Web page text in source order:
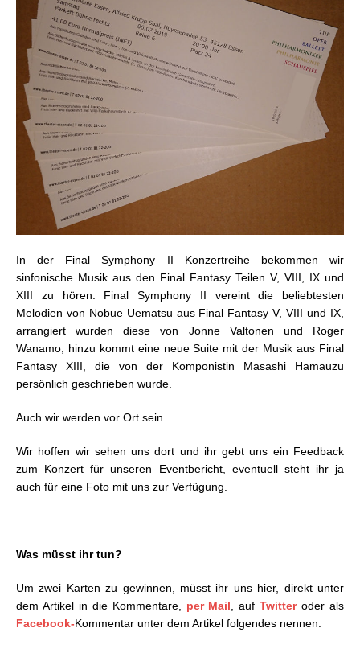
In der Final Symphony II Konzertreihe bekommen wir
sinfonische Musik aus den Final Fantasy Teilen V, VIII, IX und
XIII zu hören. Final Symphony II vereint die beliebtesten
Melodien von Nobue Uematsu aus Final Fantasy V, VIII und IX,
arrangiert wurden diese von Jonne Valtonen und Roger
Wanamo, hinzu kommt eine neue Suite mit der Musik aus Final
Fantasy XIII, die von der Komponistin Masashi Hamauzu
persönlich geschrieben wurde.
Auch wir werden vor Ort sein.
Wir hoffen wir sehen uns dort und ihr gebt uns ein Feedback
zum Konzert für unseren Eventbericht, eventuell steht ihr ja
auch für eine Foto mit uns zur Verfügung.
Was müsst ihr tun?
Um zwei Karten zu gewinnen, müsst ihr uns hier, direkt unter
dem Artikel in die Kommentare, per Mail , aufTwitteroder als
Facebook-Kommentar unter dem Artikel folgendes nennen: